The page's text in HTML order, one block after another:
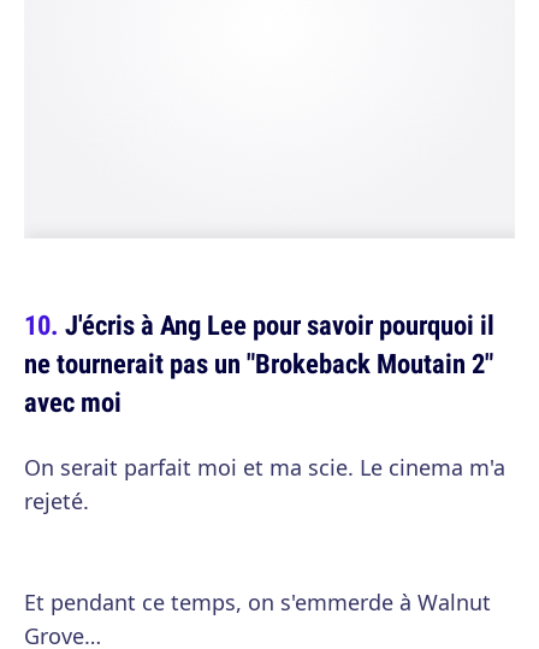
J'écris à Ang Lee pour savoir pourquoi il
ne tournerait pas un "Brokeback Moutain 2"
avec moi
On serait parfait moi et ma scie. Le cinema m'a
rejeté.
Et pendant ce temps, on s'emmerde à Walnut
Grove…